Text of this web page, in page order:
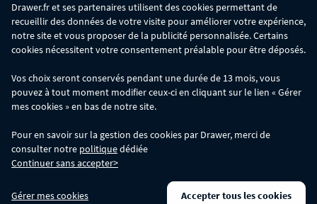
Gérer mes cookies
commande :
- 30€ sur votre commande dès 300€ d'achat, avec le code BIKINI30
- 50€ sur votre commande dès 500€ d'achat, avec le code BIKINI50
Les codes BIKINI30, BIKINI50 et BIKINI100 ne sont valables que sur
www.drawer.fr; ils ne sont pas cumulables entre eux, ni avec d'autres codes
promotionnels. La remise se calculera automatiquement dans votre panier
lors de la saisie du code adéquat.
DRAWER DAYS- Du 29/07 au 11/08 inclus : profitez de remises allant jusqu'à
Drawer.fr et ses partenaires utilisent des cookies permettant de
recueillir des données de votre visite pour améliorer votre expérience,
notre site et vous proposer de la publicité personnalisée. Certains
cookies nécessitent votre consentement préalable pour être déposés.
Vos choix seront conservés pendant une durée de 13 mois, vous
pouvez à tout moment modifier ceux-ci en cliquant sur le lien « Gérer
mes cookies » en bas de notre site.
Pour en savoir sur la gestion des cookies par Drawer, merci de
consulter notre politiquedédiée
Continuer sans accepter>
Gérer mes cookies Accepter tous les cookies